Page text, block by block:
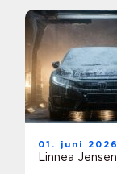
01. juni 2026
Linnea Jensen